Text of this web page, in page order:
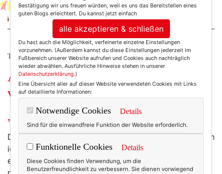
For Women. Not Girls.
TEXTERELLA MACHT WERBUNG.
Auf leisen Pfoten: Vom Leben und
vom Glück mit Charakterkatzen.
„A home is not a home without a cat.“
Dieser Spruch hängt in unserer Küche. Jedes Mal, wenn
ich ihn lese, nicke ich innerlich. Und lächle. Ein Leben,
ein Heim ohne Katzen? Un-denk-bar. Besonders
Bestätigung wir uns freuen würden, weil es uns das Bereitstellen eines
guten Blogs erleichtert. Du kannst jetzt einfach
alle akzeptieren & schließen
Du hast auch die Möglichkeit, verfeinerte einzelne Einstellungen
vorzunehmen. (Außerdem kannst du diese Einstellungen jederzeit im
Fußbereich unserer Website aufrufen und Cookies auch nachträglich
wieder abwählen. Ausführliche Hinweise stehen in unserer
Datenschutzerklärung.)
Eine Übersicht aller auf dieser Website verwendeten Cookies mit Links
auf detaillierte Informationen:
Notwendige Cookies Details
Sind für die einwandfreie Funktion der Website erforderlich.
Funktionelle Cookies Details
Diese Cookies finden Verwendung, um die
Benutzerfreundlichkeit zu verbessern. Sie dienen vorwiegend